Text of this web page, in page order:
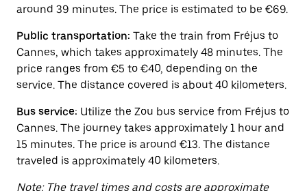
sélectionner
date.
Appuyez
sur
la
touche
pour
fermer
calendrier.
around 39 minutes. The price is estimated to be €69.
Public transportation: Take the train from Fréjus to
Cannes, which takes approximately 48 minutes. The
price ranges from €5 to €40, depending on the
service. The distance covered is about 40 kilometers.
Bus service: Utilize the Zou bus service from Fréjus to
Cannes. The journey takes approximately 1 hour and
15 minutes. The price is around €13. The distance
traveled is approximately 40 kilometers.
Note: The travel times and costs are approximate